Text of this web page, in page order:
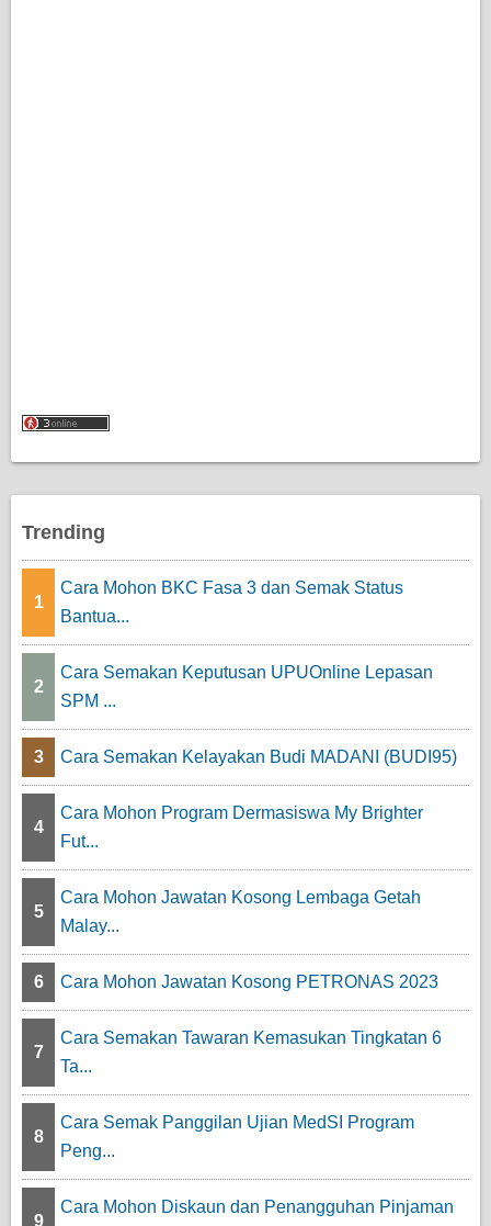
Trending
1
Cara Mohon BKC Fasa 3 dan Semak Status
Bantua...
2
Cara Semakan Keputusan UPUOnline Lepasan
SPM ...
3 Cara Semakan Kelayakan Budi MADANI (BUDI95)
4
Cara Mohon Program Dermasiswa My Brighter
Fut...
5
Cara Mohon Jawatan Kosong Lembaga Getah
Malay...
6 Cara Mohon Jawatan Kosong PETRONAS 2023
7
Cara Semakan Tawaran Kemasukan Tingkatan 6
Ta...
8
Cara Semak Panggilan Ujian MedSI Program
Peng...
9
Cara Mohon Diskaun dan Penangguhan Pinjaman